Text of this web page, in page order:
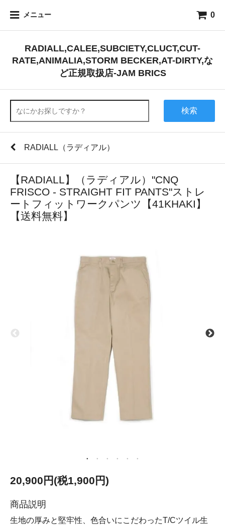
メニュー 0
RADIALL,CALEE,SUBCIETY,CLUCT,CUT-
RATE,ANIMALIA,STORM BECKER,AT-DIRTY,な
ど正規取扱店-JAM BRICS
検索
RADIALL（ラディアル）
【RADIALL】（ラディアル）"CNQ
FRISCO - STRAIGHT FIT PANTS"ストレ
ートフィットワークパンツ【41KHAKI】
【送料無料】
20,900円(税1,900円)
商品説明
生地の厚みと堅牢性、色合いにこだわったT/Cツイル生